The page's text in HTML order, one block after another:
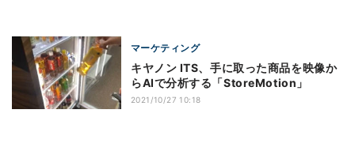
マーケティング
キヤノン ITS、手に取った商品を映像か
らAIで分析する「StoreMotion」
2021/10/27 10:18